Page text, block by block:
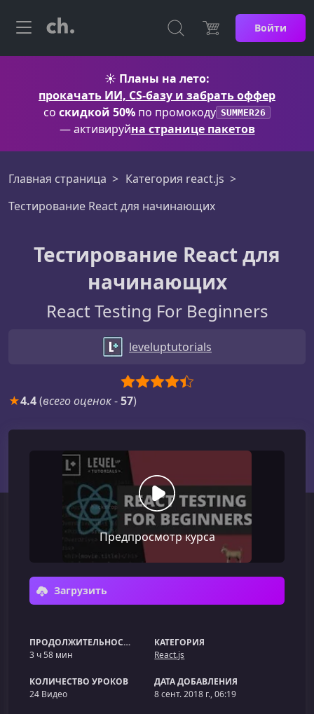
Войти
☀️ Планы на лето:
прокачать ИИ, CS-базу и забрать оффер
со скидкой 50% по промокоду SUMMER26
— активируйна странице пакетов
Главная страница
Категория react.js
Тестирование React для начинающих
Тестирование React для
начинающих
React Testing For Beginners
leveluptutorials
★4.4(всего оценок-57)
Предпросмотр курса
Загрузить
ПРОДОЛЖИТЕЛЬНОСТЬ
3 ч 58 мин
КАТЕГОРИЯ
React.js
КОЛИЧЕСТВО УРОКОВ
24 Видео
ДАТА ДОБАВЛЕНИЯ
8 сент. 2018 г., 06:19